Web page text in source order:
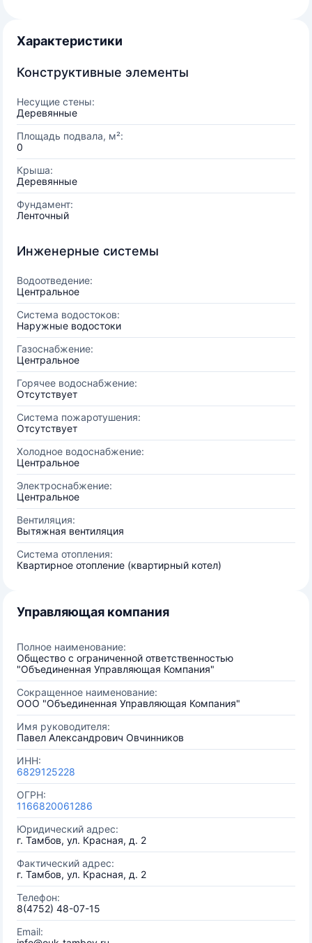
Характеристики
Конструктивные элементы
Несущие стены:
Деревянные
Площадь подвала, м²:
0
Крыша:
Деревянные
Фундамент:
Ленточный
Инженерные системы
Водоотведение:
Центральное
Система водостоков:
Наружные водостоки
Газоснабжение:
Центральное
Горячее водоснабжение:
Отсутствует
Система пожаротушения:
Отсутствует
Холодное водоснабжение:
Центральное
Электроснабжение:
Центральное
Вентиляция:
Вытяжная вентиляция
Система отопления:
Квартирное отопление (квартирный котел)
Управляющая компания
Полное наименование:
Общество с ограниченной ответственностью
"Объединенная Управляющая Компания"
Сокращенное наименование:
ООО "Объединенная Управляющая Компания"
Имя руководителя:
Павел Александрович Овчинников
ИНН:
6829125228
ОГРН:
1166820061286
Юридический адрес:
г. Тамбов, ул. Красная, д. 2
Фактический адрес:
г. Тамбов, ул. Красная, д. 2
Телефон:
8(4752) 48-07-15
Email: